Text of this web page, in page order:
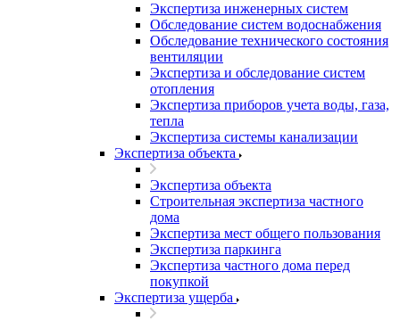
Экспертиза инженерных систем
Обследование систем водоснабжения
Обследование технического состояния
вентиляции
Экспертиза и обследование систем
отопления
Экспертиза приборов учета воды, газа,
тепла
Экспертиза системы канализации
Экспертиза объекта
Экспертиза объекта
Строительная экспертиза частного
дома
Экспертиза мест общего пользования
Экспертиза паркинга
Экспертиза частного дома перед
покупкой
Экспертиза ущерба